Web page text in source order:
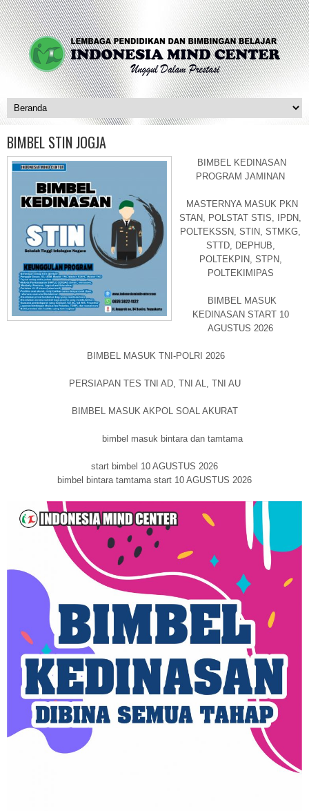
BIMBEL STIN JOGJA
BIMBEL KEDINASAN
PROGRAM JAMINAN
MASTERNYA MASUK PKN
STAN, POLSTAT STIS, IPDN,
POLTEKSSN, STIN, STMKG,
STTD, DEPHUB,
POLTEKPIN, STPN,
POLTEKIMIPAS
BIMBEL MASUK
KEDINASAN START 10
AGUSTUS 2026
BIMBEL MASUK TNI-POLRI 2026
PERSIAPAN TES TNI AD, TNI AL, TNI AU
BIMBEL MASUK AKPOL SOAL AKURAT
bimbel masuk bintara dan tamtama
start bimbel 10 AGUSTUS 2026
bimbel bintara tamtama start 10 AGUSTUS 2026